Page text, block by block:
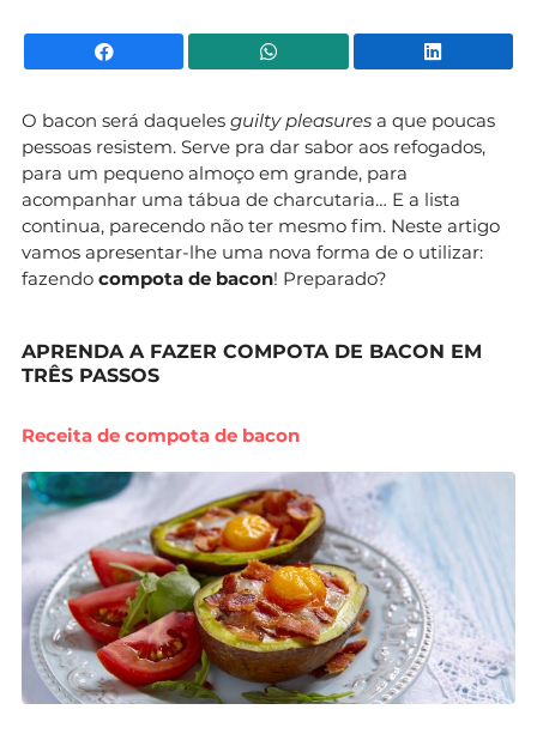
Facebook WhatsApp
O bacon será daqueles guilty pleasures a que poucas
pessoas resistem. Serve pra dar sabor aos refogados,
para um pequeno almoço em grande, para
acompanhar uma tábua de charcutaria… E a lista
continua, parecendo não ter mesmo fim. Neste artigo
vamos apresentar-lhe uma nova forma de o utilizar:
fazendo compota de bacon! Preparado?
APRENDA A FAZER COMPOTA DE BACON EM
TRÊS PASSOS
Receita de compota de bacon